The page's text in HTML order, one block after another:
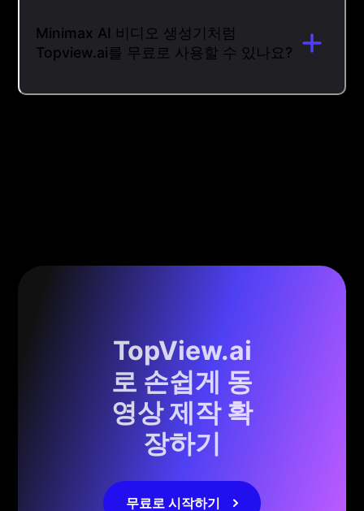
Minimax AI 비디오 생성기처럼
Topview.ai를 무료로 사용할 수 있나요?
TopView.ai
로 손쉽게 동
영상 제작 확
장하기
무료로 시작하기